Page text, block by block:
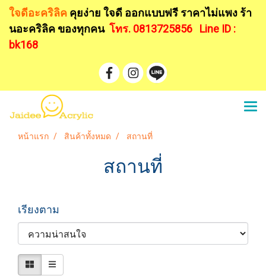
ใจดีอะคริลิค คุยง่าย ใจดี ออกแบบฟรี ราคาไม่แพง ร้า
นอะคริลิค ของทุกคน โทร. 0813725856 Line ID :
bk168
หน้าแรก สินค้าทั้งหมด สถานที่
สถานที่
เรียงตาม